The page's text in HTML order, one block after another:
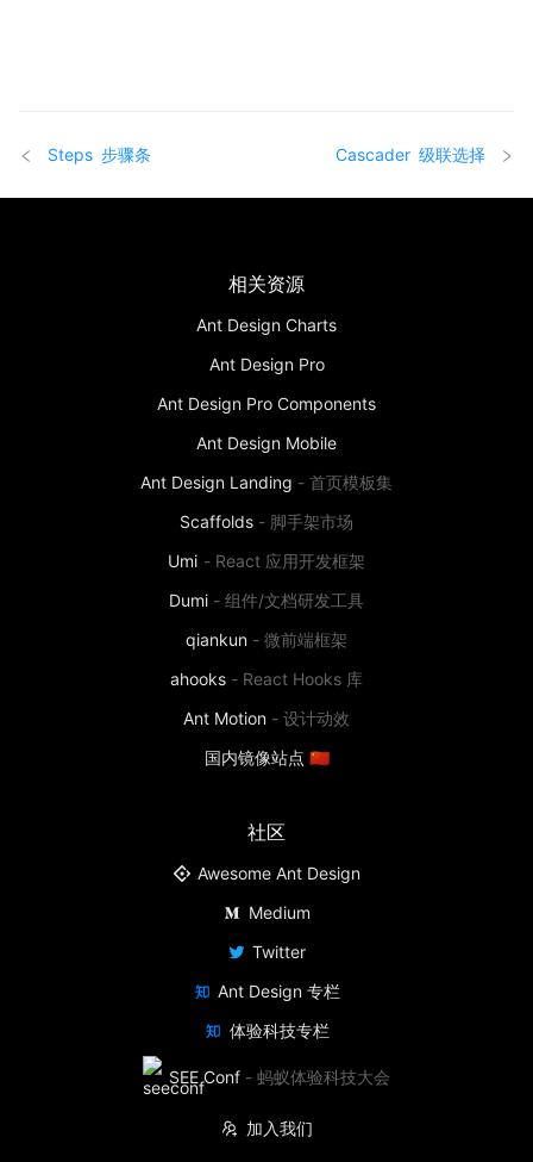
Steps 步骤条 Cascader 级联选择
相关资源
Ant Design Charts
Ant Design Pro
Ant Design Pro Components
Ant Design Mobile
Ant Design Landing - 首页模板集
Scaffolds - 脚手架市场
Umi - React 应用开发框架
Dumi - 组件/文档研发工具
qiankun - 微前端框架
ahooks - React Hooks 库
Ant Motion - 设计动效
国内镜像站点 🇨🇳
社区
Awesome Ant Design
Medium
Twitter
Ant Design 专栏
体验科技专栏
SEE Conf - 蚂蚁体验科技大会
加入我们